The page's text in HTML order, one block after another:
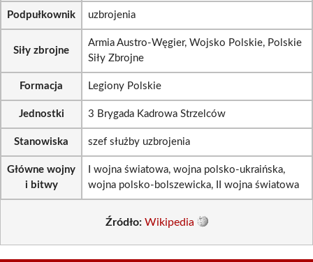
Podpułkownik uzbrojenia
Siły zbrojne
Armia Austro-Węgier, Wojsko Polskie, Polskie
Siły Zbrojne
Formacja Legiony Polskie
Jednostki 3 Brygada Kadrowa Strzelców
Stanowiska szef służby uzbrojenia
Główne wojny
i bitwy
I wojna światowa, wojna polsko-ukraińska,
wojna polsko-bolszewicka, II wojna światowa
Źródło: Wikipedia